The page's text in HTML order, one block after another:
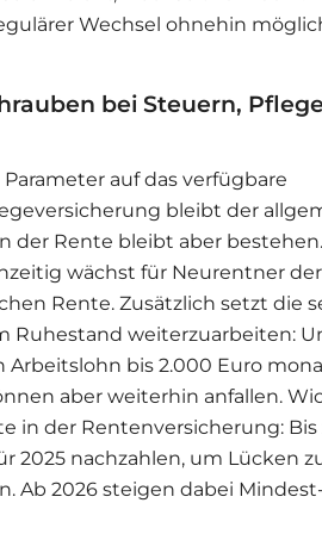
Wechsel ohnehin
bei Steuern,
auf das verfügbare
bleibt der
der Rente bleibt aber
wächst für Neurentner
Rente. Zusätzlich setzt die
Ruhestand weiterzuarbeiten:
bis 2.000 Euro
aber weiterhin anfallen.
in der Rentenversicherung: Bis
2025 nachzahlen, um Lücken
Ab 2026 steigen dabei